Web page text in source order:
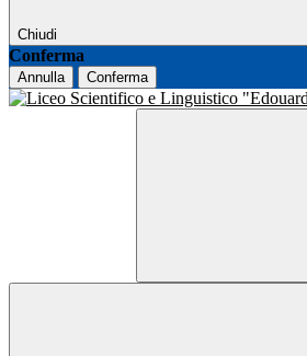
Chiudi
Conferma
Annulla Conferma